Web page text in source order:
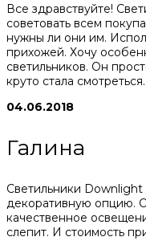
Все здравствуйте!
советовать всем
нужны ли они им.
прихожей. Хочу
светильников. Он
круто стала смотреться.
04.06.2018
Галина
Светильники
декоративную опцию.
качественное
слепит. И стоимость